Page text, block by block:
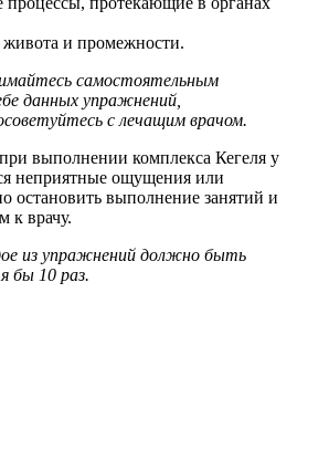
и промежности.
самостоятельным
данных упражнений,
с лечащим врачом.
выполнении комплекса Кегеля у
неприятные ощущения или
остановить выполнение занятий и
к врачу.
из упражнений должно быть
бы 10 раз.